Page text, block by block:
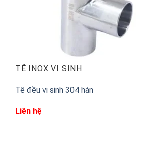
TÊ INOX VI SINH
Tê đều vi sinh 304 hàn
Liên hệ